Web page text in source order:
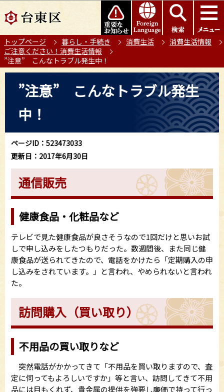
の
ー
ジ
の
このページの本文へ移動
トップページ 暮らし・手続き 消費生活
消費生活情報
ご注意ください！消費生活情報
”注意” こんなトラブル発生中！
ら
”注意” こんなトラブル発生
中！
ページID：523473033
更新日：2017年6月30日
通信販売
健康食品・化粧品など
テレビで見た健康食品が良さそうなので1回だけと思いお試
しで申し込みをしたつもりだった。数週間後、また同じ健
康食品が送られてきたので、電話をかけたら「定期購入の申
し込みをされています。」と言われ、やめられないと言われ
た。
訪問購入（買い取り）
不用品の買い取りなど
突然電話がかかってきて「不用品を買い取りますので、査
定に伺ってもよろしいですか」等と言い、訪問してきて不用
品には目もくれず、貴金属の提供を強要し廉価で持って行っ